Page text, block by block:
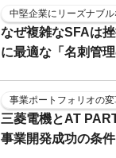
中堅企業にリーズナブ
なぜ複雑なSFAは
に最適な「名刺管
事業ポートフォリオの
三菱電機とAT
事業開発成功の条